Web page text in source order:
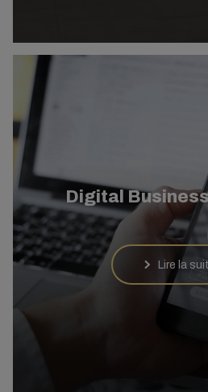
Digital
Lire la